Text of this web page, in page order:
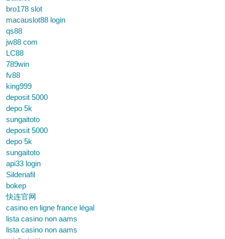
bro178 slot
macauslot88 login
qs88
jw88 com
LC88
789win
fv88
king999
deposit 5000
depo 5k
sungaitoto
deposit 5000
depo 5k
sungaitoto
api33 login
Sildenafil
bokep
快连官网
casino en ligne france légal
lista casino non aams
lista casino non aams